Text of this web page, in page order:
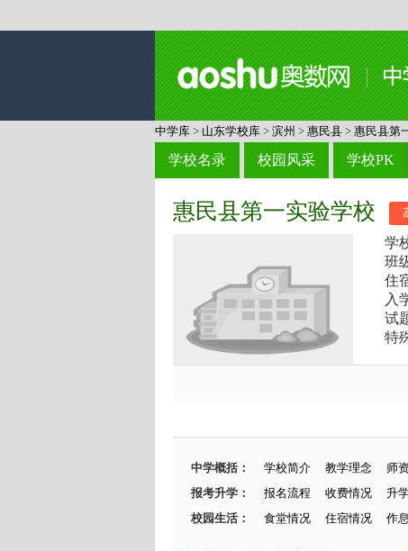
中学库 > 山东学校库 > 滨州 > 惠民县 > 惠民县第
学校名录 校园风采 学校PK
惠民县第一实验学校
学
班
住
入
试
特
中学概括： 学校简介 教学理念 师
报考升学：
报名流程 收费情况 升
校园生活：
食堂情况 住宿情况 作